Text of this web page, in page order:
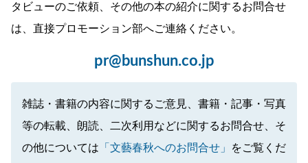
タビューのご依頼、その他の本の紹介に関するお問合せ
は、直接プロモーション部へご連絡ください。
pr@bunshun.co.jp
雑誌・書籍の内容に関するご意見、書籍・記事・写真
等の転載、朗読、二次利用などに関するお問合せ、そ
の他については 「文藝春秋へのお問合せ」
をご覧くだ